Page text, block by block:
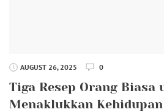
AUGUST 26, 2025 0
Tiga Resep Orang Biasa
Menaklukkan